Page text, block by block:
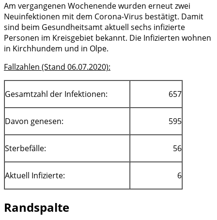
Am vergangenen Wochenende wurden erneut zwei
Neuinfektionen mit dem Corona-Virus bestätigt. Damit
sind beim Gesundheitsamt aktuell sechs infizierte
Personen im Kreisgebiet bekannt. Die Infizierten wohnen
in Kirchhundem und in Olpe.
Fallzahlen (Stand 06.07.2020):
Gesamtzahl der Infektionen: 657
Davon genesen: 595
Sterbefälle: 56
Aktuell Infizierte: 6
Randspalte